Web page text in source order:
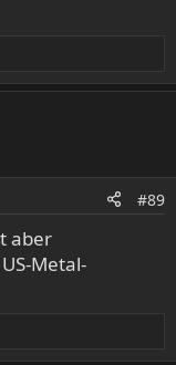
#89
aber
Metal-